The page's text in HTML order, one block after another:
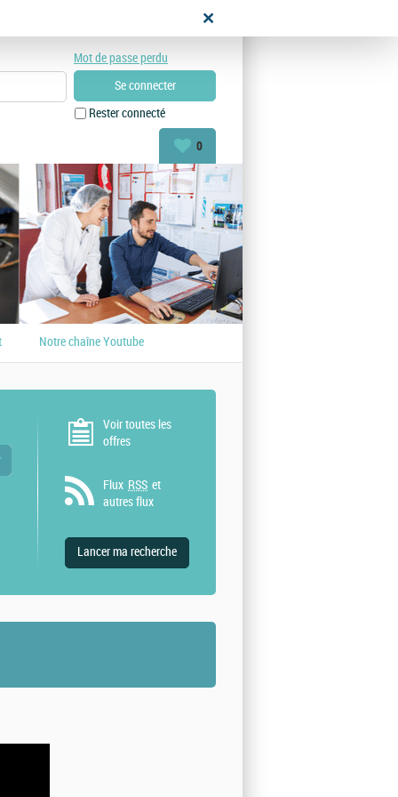
Rester connecté
Mot de passe perdu
0
Notre chaîne Youtube
Voir toutes les
offres
Flux RSS et
autres flux